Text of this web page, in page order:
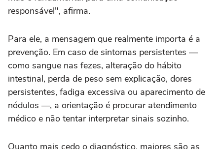
responsável", afirma.
Para ele, a mensagem que realmente importa é a
prevenção. Em caso de sintomas persistentes —
como sangue nas fezes, alteração do hábito
intestinal, perda de peso sem explicação, dores
persistentes, fadiga excessiva ou aparecimento de
nódulos —, a orientação é procurar atendimento
médico e não tentar interpretar sinais sozinho.